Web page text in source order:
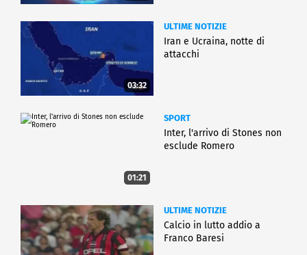
03:32
ULTIME NOTIZIE
Iran e Ucraina, notte di
attacchi
01:21
SPORT
Inter, l'arrivo di Stones non
esclude Romero
ULTIME NOTIZIE
Calcio in lutto addio a
Franco Baresi